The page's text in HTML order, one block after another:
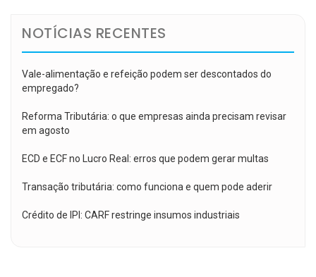
NOTÍCIAS RECENTES
Vale-alimentação e refeição podem ser descontados do
empregado?
Reforma Tributária: o que empresas ainda precisam revisar
em agosto
ECD e ECF no Lucro Real: erros que podem gerar multas
Transação tributária: como funciona e quem pode aderir
Crédito de IPI: CARF restringe insumos industriais